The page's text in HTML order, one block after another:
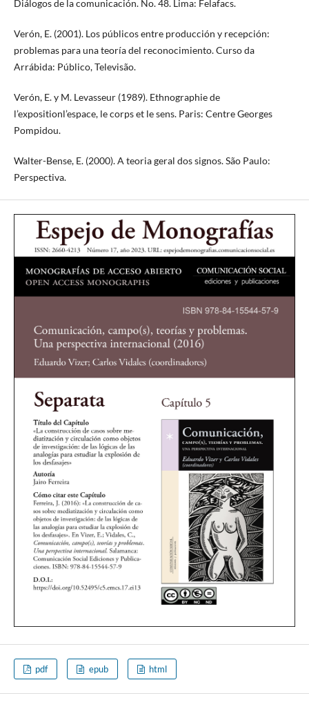
Diálogos de la comunicación. No. 48. Lima: Felafacs.
Verón, E. (2001). Los públicos entre producción y recepción:
problemas para una teoría del reconocimiento. Curso da
Arrábida: Público, Televisão.
Verón, E. y M. Levasseur (1989). Ethnographie de
l’expositionl’espace, le corps et le sens. Paris: Centre Georges
Pompidou.
Walter-Bense, E. (2000). A teoria geral dos signos. São Paulo:
Perspectiva.
pdf epub html